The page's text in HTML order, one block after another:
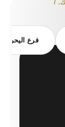
فرع اليحر